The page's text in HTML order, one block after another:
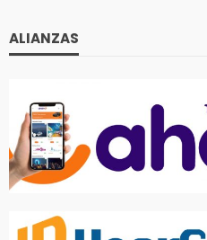
ALIANZAS